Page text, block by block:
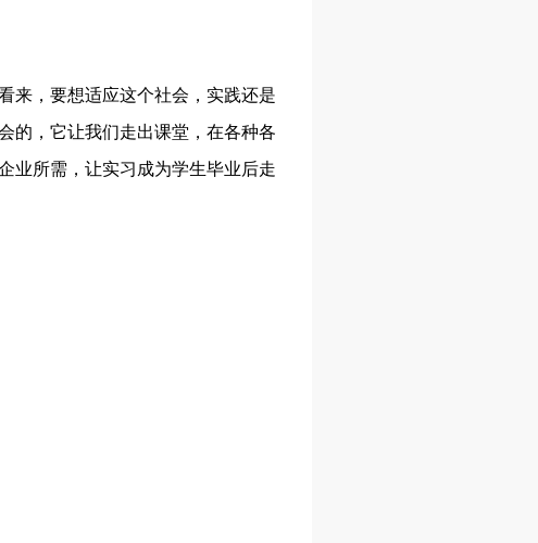
来，要想适应这个社会，实践还是
的，它让我们走出课堂，在各种各
业所需，让实习成为学生毕业后走